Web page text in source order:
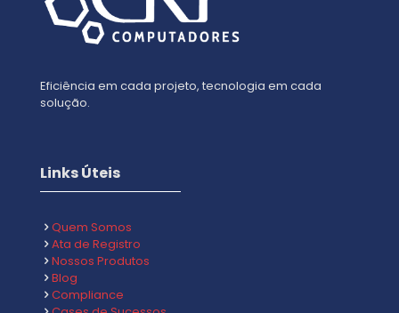
Eficiência em cada projeto, tecnologia em cada
solução.
Links Úteis
Quem Somos
Ata de Registro
Nossos Produtos
Blog
Compliance